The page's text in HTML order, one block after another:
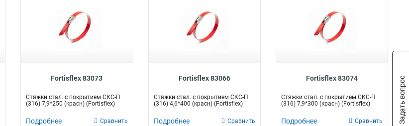
Fortisflex 83073
Стяжки стал. с покрытием СКС-П
(316) 7,9*250 (красн) (Fortisflex)
Подробнее Сравнить
Fortisflex 83066
Стяжки стал. с покрытием СКС-П
(316) 4,6*400 (красн) (Fortisflex)
Подробнее Сравнить
Fortisflex 83074
Стяжки стал. с покрытием СКС-П
(316) 7,9*300 (красн) (Fortisflex)
Подробнее Сравнить Задать вопрос